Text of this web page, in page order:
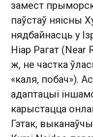
замест
паўстаў няісны
нядбайнасць у
Ніар Рагат (Near
ж, не частка
«каля, побач»).
адаптацыі
карыстацца
Гэтак,